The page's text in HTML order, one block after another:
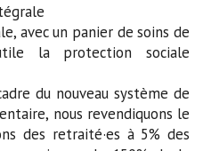
avec un panier de soins de
la protection sociale
du nouveau système de
nous revendiquons le
des retraité·es à 5% des